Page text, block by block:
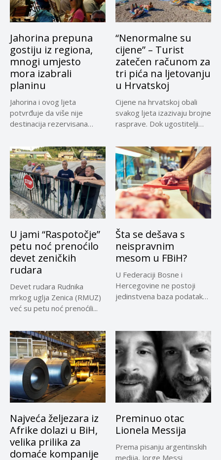
Jahorina prepuna
gostiju iz regiona,
mnogi umjesto
mora izabrali
planinu
Jahorina i ovog ljeta
potvrđuje da više nije
destinacija rezervisana
“Nenormalne su
cijene” – Turist
zatečen računom za
tri pića na ljetovanju
u Hrvatskoj
Cijene na hrvatskoj obali
svakog ljeta izazivaju brojne
rasprave. Dok ugostitelji
U jami “Raspotočje”
petu noć prenoćilo
devet zeničkih
rudara
Devet rudara Rudnika
mrkog uglja Zenica (RMUZ)
već su petu noć prenoćili...
Šta se dešava s
neispravnim
mesom u FBiH?
U Federaciji Bosne i
Hercegovine ne postoji
jedinstvena baza podataka
Najveća željezara iz
Afrike dolazi u BiH,
velika prilika za
domaće kompanije
Preminuo otac
Lionela Messija
Prema pisanju argentinskih
medija, Jorge Messi